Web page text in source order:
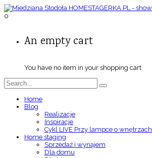
0
An empty cart
You have no item in your shopping cart
Home
Blog
Realizacje
Inspiracje
Cykl LIVE Przy lampce o wnętrzach
Home staging
Sprzedaż i wynajem
Dla domu